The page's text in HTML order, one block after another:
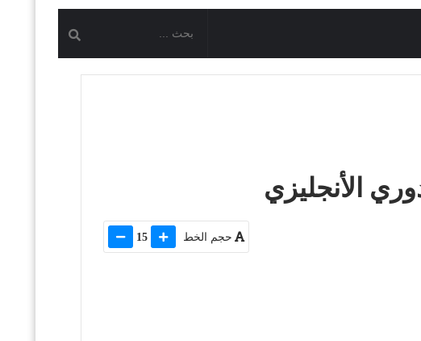
الأنجليزي
حجم الخط 15